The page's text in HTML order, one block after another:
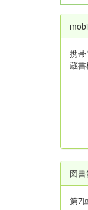
携
蔵書
図
第7